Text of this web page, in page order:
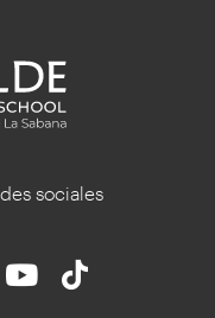
sociales